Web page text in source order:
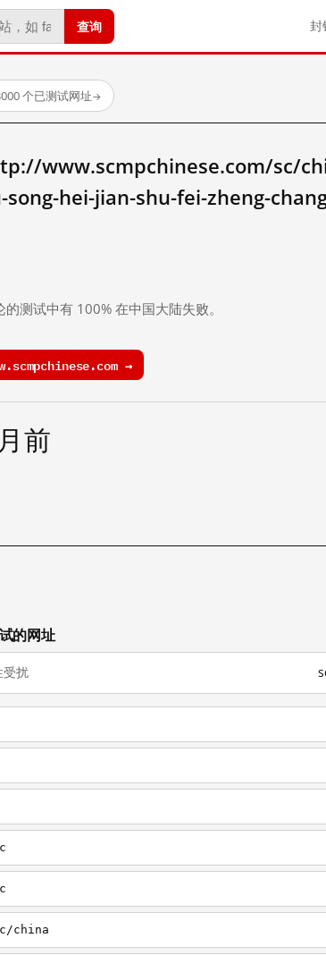
查询 封
个已测试网址→
www.scmpchinese.com/sc/
hei-jian-shu-fei-zheng-
测试中有 100% 在中国大陆失败。
→
前
的网址
受扰
china